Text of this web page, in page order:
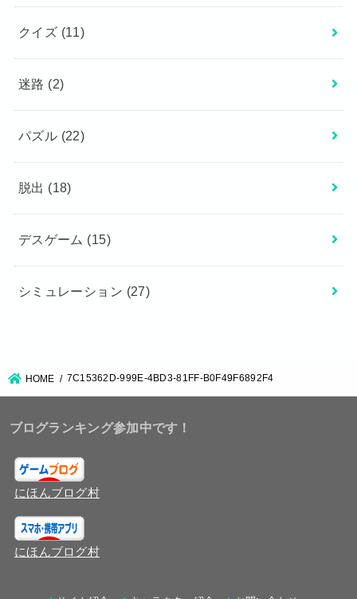
クイズ (11)
迷路 (2)
パズル (22)
脱出 (18)
デスゲーム (15)
シミュレーション (27)
HOME 7C15362D-999E-4BD3-81FF-B0F49F6892F4
ブログランキング参加中です！
にほんブログ村
にほんブログ村